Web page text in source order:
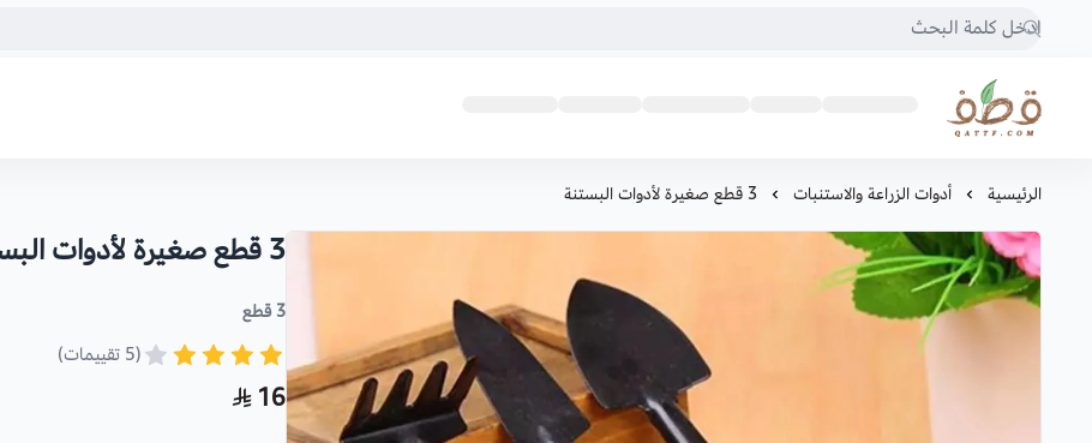
متجر قطف للبذور
الرئيسية أدوات الزراعة والاستنبات 3 قطع صغيرة لأدوات البستنة
3 قطع صغيرة لأدوات البستنة
3 قطع
(5 تقييمات)
16